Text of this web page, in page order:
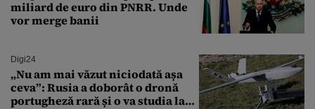
miliard de euro din PNRR. Unde
vor merge banii
Digi24
„Nu am mai văzut niciodată așa
ceva”: Rusia a doborât o dronă
portugheză rară și o va studia la